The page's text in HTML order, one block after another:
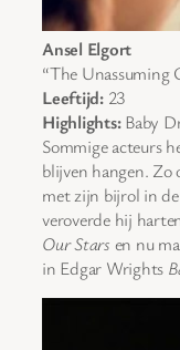
Ansel Elgort
“The Unassuming
Leeftijd:23
Highlights:Baby
Sommige acteurs
blijven hangen. Zo
met zijn bijrol in
veroverde hij
Our Stars en nu
in Edgar Wrights